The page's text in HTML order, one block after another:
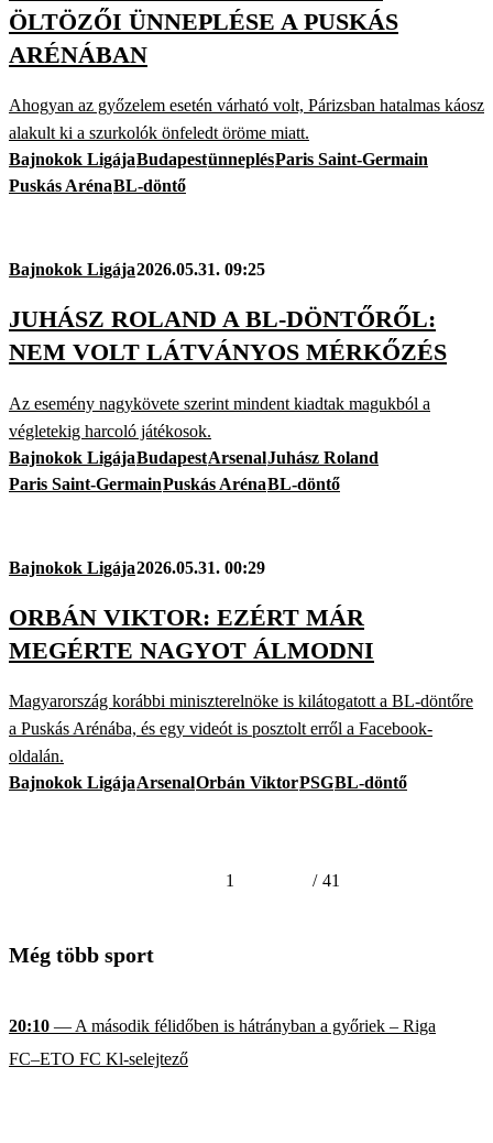
ÖLTÖZŐI ÜNNEPLÉSE A PUSKÁS
ARÉNÁBAN
Ahogyan az győzelem esetén várható volt, Párizsban hatalmas káosz
alakult ki a szurkolók önfeledt öröme miatt.
Bajnokok LigájaBudapestünneplésParis Saint-Germain
Puskás ArénaBL-döntő
Bajnokok Ligája2026.05.31. 09:25
JUHÁSZ ROLAND A BL-DÖNTŐRŐL:
NEM VOLT LÁTVÁNYOS MÉRKŐZÉS
Az esemény nagykövete szerint mindent kiadtak magukból a
végletekig harcoló játékosok.
Bajnokok LigájaBudapestArsenalJuhász Roland
Paris Saint-GermainPuskás ArénaBL-döntő
Bajnokok Ligája2026.05.31. 00:29
ORBÁN VIKTOR: EZÉRT MÁR
MEGÉRTE NAGYOT ÁLMODNI
Magyarország korábbi miniszterelnöke is kilátogatott a BL-döntőre
a Puskás Arénába, és egy videót is posztolt erről a Facebook-
oldalán.
Bajnokok LigájaArsenalOrbán ViktorPSGBL-döntő
1 / 41
Még több sport
20:10 — A második félidőben is hátrányban a győriek – Riga
FC–ETO FC Kl-selejtező